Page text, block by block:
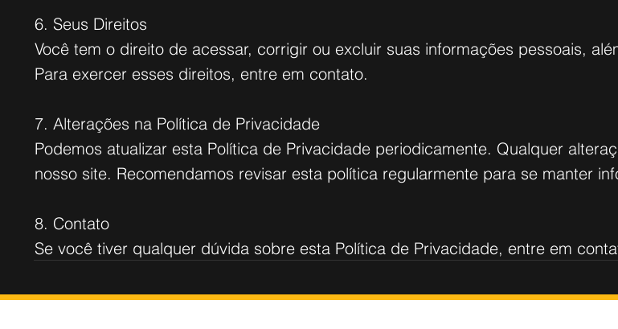
6. Seus Direitos
Você tem o direito de acessar, corrigir ou excluir suas informações pessoais,
Para exercer esses direitos, entre em contato.
7. Alterações na Política de Privacidade
Podemos atualizar esta Política de Privacidade periodicamente. Qualquer
nosso site. Recomendamos revisar esta política regularmente para se manter
8. Contato
Se você tiver qualquer dúvida sobre esta Política de Privacidade, entre em